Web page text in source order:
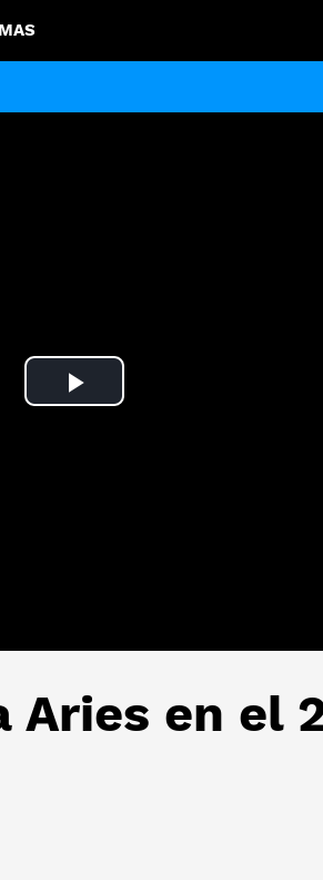
Play
Aries en el